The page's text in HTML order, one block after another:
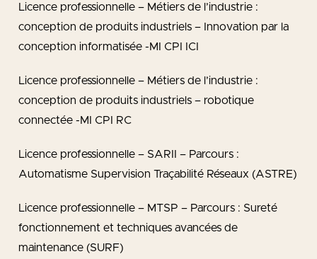
Licence professionnelle – Métiers de l’industrie :
conception de produits industriels – Innovation par la
conception informatisée -MI CPI ICI
Licence professionnelle – Métiers de l’industrie :
conception de produits industriels – robotique
connectée -MI CPI RC
Licence professionnelle – SARII – Parcours :
Automatisme Supervision Traçabilité Réseaux (ASTRE)
Licence professionnelle – MTSP – Parcours : Sureté
fonctionnement et techniques avancées de
maintenance (SURF)